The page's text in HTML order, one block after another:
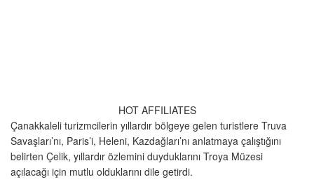
HOT AFFILIATES
Çanakkaleli turizmcilerin yıllardır bölgeye gelen turistlere Truva
Savaşları’nı, Paris’i, Heleni, Kazdağları’nı anlatmaya çalıştığını
belirten Çelik, yıllardır özlemini duyduklarını Troya Müzesi
açılacağı için mutlu olduklarını dile getirdi.